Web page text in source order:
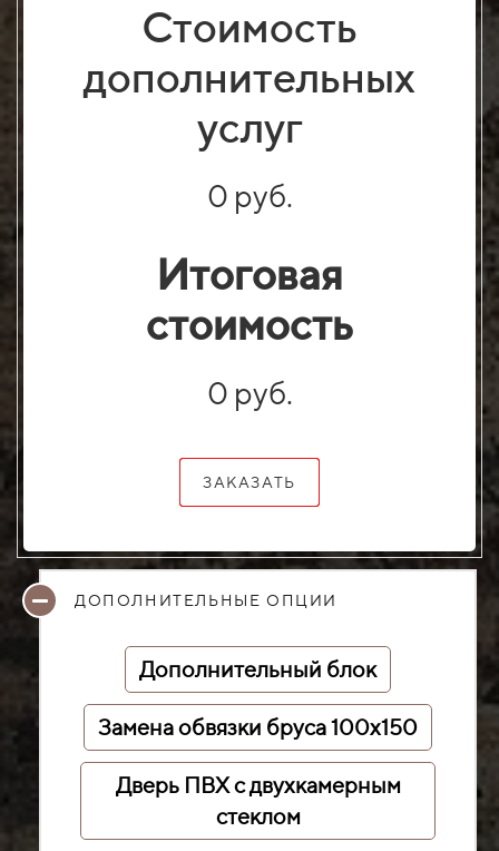
Стоимость
дополнительных
услуг
0 руб.
Итоговая
стоимость
0 руб.
ЗАКАЗАТЬ
ДОПОЛНИТЕЛЬНЫЕ ОПЦИИ
Дополнительный блок
Замена обвязки бруса 100х150
Дверь ПВХ с двухкамерным
стеклом